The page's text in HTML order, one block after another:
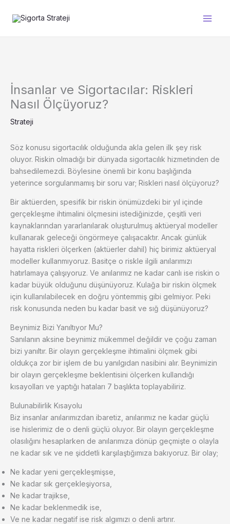
İnsanlar ve Sigortacılar: Riskleri
Nasıl Ölçüyoruz?
Strateji
Söz konusu sigortacılık olduğunda akla gelen ilk şey risk
oluyor. Riskin olmadığı bir dünyada sigortacılık hizmetinden de
bahsedilemezdi. Böylesine önemli bir konu başlığında
yeterince sorgulanmamış bir soru var; Riskleri nasıl ölçüyoruz?
Bir aktüerden, spesifik bir riskin önümüzdeki bir yıl içinde
gerçekleşme ihtimalini ölçmesini istediğinizde, çeşitli veri
kaynaklarından yararlanılarak oluşturulmuş aktüeryal modeller
kullanarak geleceği öngörmeye çalışacaktır. Ancak günlük
hayatta riskleri ölçerken (aktüerler dahil) hiç birimiz aktüeryal
modeller kullanmıyoruz. Basitçe o riskle ilgili anılarımızı
hatırlamaya çalışıyoruz. Ve anılarımız ne kadar canlı ise riskin o
kadar büyük olduğunu düşünüyoruz. Kulağa bir riskin ölçmek
için kullanılabilecek en doğru yöntemmiş gibi gelmiyor. Peki
risk konusunda neden bu kadar basit ve sığ düşünüyoruz?
Beynimiz Bizi Yanıltıyor Mu?
Sanılanın aksine beynimiz mükemmel değildir ve çoğu zaman
bizi yanıltır. Bir olayın gerçekleşme ihtimalini ölçmek gibi
oldukça zor bir işlem de bu yanılgıdan nasibini alır. Beynimizin
bir olayın gerçekleşme beklentisini ölçerken kullandığı
kısayolları ve yaptığı hataları 7 başlıkta toplayabiliriz.
Bulunabilirlik Kısayolu
Biz insanlar anılarımızdan ibaretiz, anılarımız ne kadar güçlü
ise hislerimiz de o denli güçlü oluyor. Bir olayın gerçekleşme
olasılığını hesaplarken de anılarımıza dönüp geçmişte o olayla
ne kadar sık ve ne şiddetli karşılaştığımıza bakıyoruz. Bir olay;
Ne kadar yeni gerçekleşmişse,
Ne kadar sık gerçekleşiyorsa,
Ne kadar trajikse,
Ne kadar beklenmedik ise,
Ve ne kadar negatif ise risk algımızı o denli artırır.